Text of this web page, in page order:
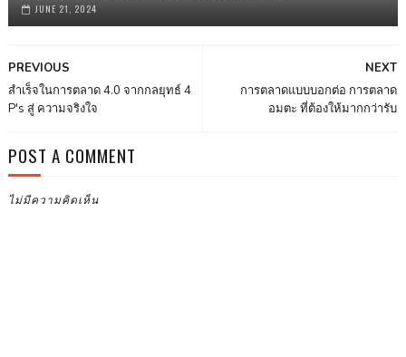
JUNE 21, 2024
NEXT
การตลาดแบบบอกต่อ การตลาด
อมตะ ที่ต้องให้มากกว่ารับ
PREVIOUS
สำเร็จในการตลาด 4.0 จากกลยุทธ์ 4
P's สู่ ความจริงใจ
POST A COMMENT
ไม่มีความคิดเห็น